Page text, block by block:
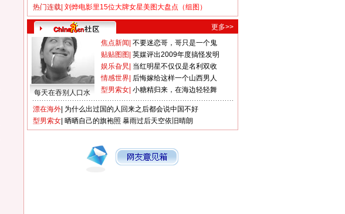
热门连载 刘烨电影里15位大牌女星美图大盘点（组图）
更多>>
每天在吞别人口水
焦点新闻 不要迷恋哥，哥只是一个鬼
贴贴图图 英媒评出2009年度搞怪发明
娱乐旮旯 当红明星不仅仅是名利双收
情感世界 后悔嫁给这样一个山西男人
型男索女 小糖精归来，在海边轻轻舞
漂在海外 为什么出过国的人回来之后都会说中国不好
型男索女 晒晒自己的旗袍照 暴雨过后天空依旧晴朗